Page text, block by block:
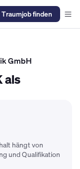
Traumjob finden
GmbH
als
hängt von
und Qualifikation